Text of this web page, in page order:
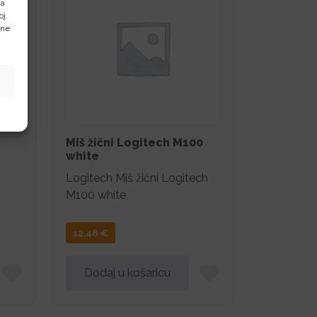
Miš žični Logitech M100
white
Logitech Miš žični Logitech
M100 white
12,48 €
Dodaj u košaricu